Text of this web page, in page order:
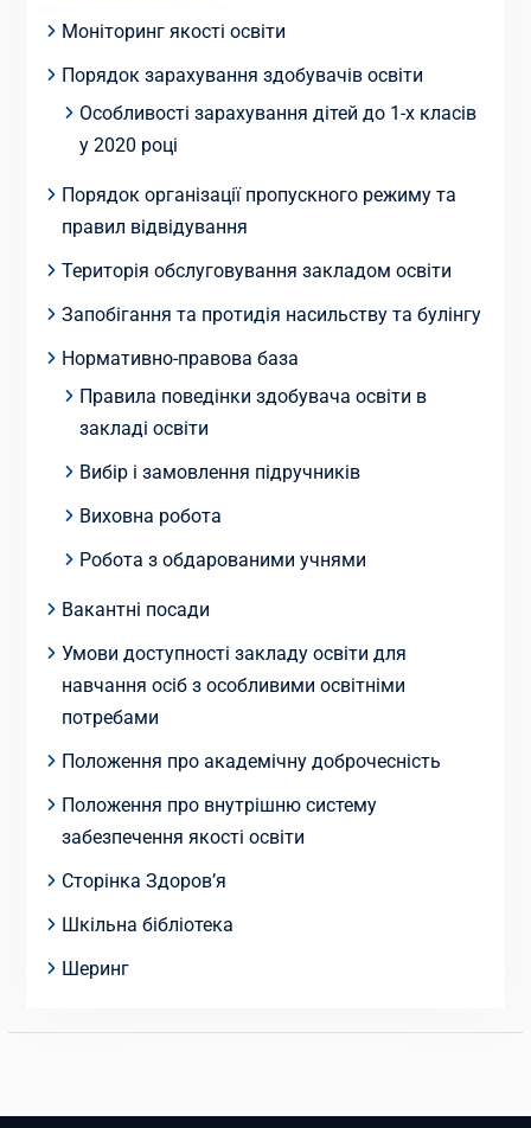
Моніторинг якості освіти
Порядок зарахування здобувачів освіти
Особливості зарахування дітей до 1-х класів
у 2020 році
Порядок організації пропускного режиму та
правил відвідування
Територія обслуговування закладом освіти
Запобігання та протидія насильству та булінгу
Нормативно-правова база
Правила поведінки здобувача освіти в
закладі освіти
Вибір і замовлення підручників
Виховна робота
Робота з обдарованими учнями
Вакантні посади
Умови доступності закладу освіти для
навчання осіб з особливими освітніми
потребами
Положення про академічну доброчесність
Положення про внутрішню систему
забезпечення якості освіти
Сторінка Здоров’я
Шкільна бібліотека
Шеринг